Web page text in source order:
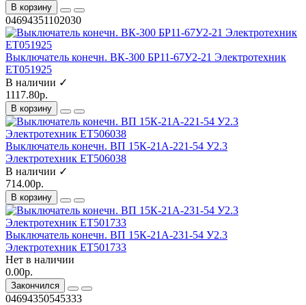
В корзину
04694351102030
Выключатель конечн. ВК-300 БР11-67У2-21 Электротехник
ET051925
В наличии ✓
1117.80р.
В корзину
Выключатель конечн. ВП 15К-21А-221-54 У2.3
Электротехник ET506038
В наличии ✓
714.00р.
В корзину
Выключатель конечн. ВП 15К-21А-231-54 У2.3
Электротехник ET501733
Нет в наличии
0.00р.
Закончился
04694350545333